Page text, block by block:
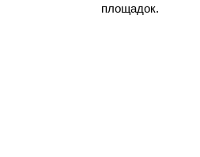
площадок.